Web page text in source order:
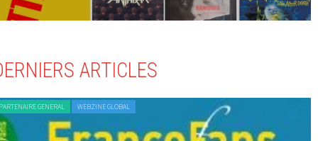
ARTICLES
GENERAL WEBZINE GLOBAL